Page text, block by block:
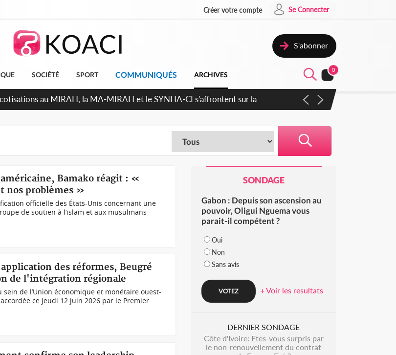
Créer votre compte Se Connecter
S'abonner
SOCIÉTÉ SPORT COMMUNIQUÉS ARCHIVES
0
Thiam plaide pour un environnement démocratique plus apaisé
Bamako réagit : «
nos problèmes »
officielle des États-Unis concernant une
de soutien à l’islam et aux musulmans
des réformes, Beugré
de l'intégration régionale
de l’Union économique et monétaire ouest-
ce jeudi 12 juin 2026 par le Premier
SONDAGE
Gabon : Depuis son ascension au
pouvoir, Oligui Nguema vous
parait-il compétent ?
Oui
Non
Sans avis
+ Voir les resultats
DERNIER SONDAGE
Côte d'Ivoire: Etes-vous surpris par
le non-renouvellement du contrat